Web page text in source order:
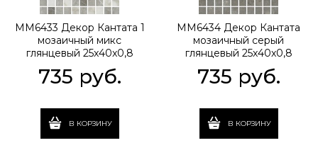
MM6433 Декор Кантата 1
мозаичный микс
глянцевый 25x40x0,8
735 руб.
В КОРЗИНУ
MM6434 Декор Кантата
мозаичный серый
глянцевый 25x40x0,8
735 руб.
В КОРЗИНУ